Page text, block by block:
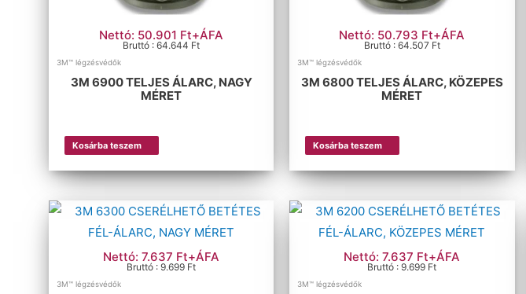
Nettó: 50.901 Ft+ÁFA
Bruttó : 64.644 Ft
3M™ légzésvédők
3M 6900 TELJES ÁLARC, NAGY
MÉRET
Kosárba teszem
Nettó: 50.793 Ft+ÁFA
Bruttó : 64.507 Ft
3M™ légzésvédők
3M 6800 TELJES ÁLARC, KÖZEPES
MÉRET
Kosárba teszem
Nettó: 7.637 Ft+ÁFA
Bruttó : 9.699 Ft
3M™ légzésvédők
Nettó: 7.637 Ft+ÁFA
Bruttó : 9.699 Ft
3M™ légzésvédők